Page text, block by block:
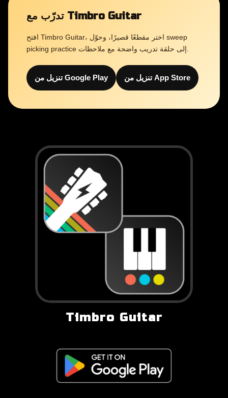
تدرّب مع Timbro Guitar
افتح Timbro Guitar، اختر مقطعًا قصيرًا، وحوّل sweep
تنزيل من Google Play تنزيل من App Store
Timbro Guitar